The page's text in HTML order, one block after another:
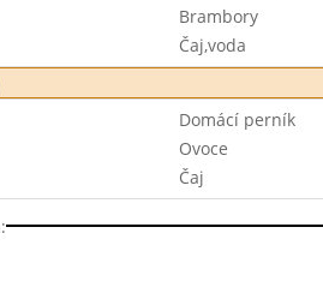
Brambory
Čaj,voda
Domácí perník
Ovoce
Čaj